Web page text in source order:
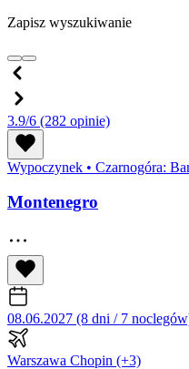
Zapisz wyszukiwanie
3.9/6 (282 opinie)
Wypoczynek • Czarnogóra:
Montenegro
08.06.2027 (8 dni / 7
Warszawa Chopin (+3)